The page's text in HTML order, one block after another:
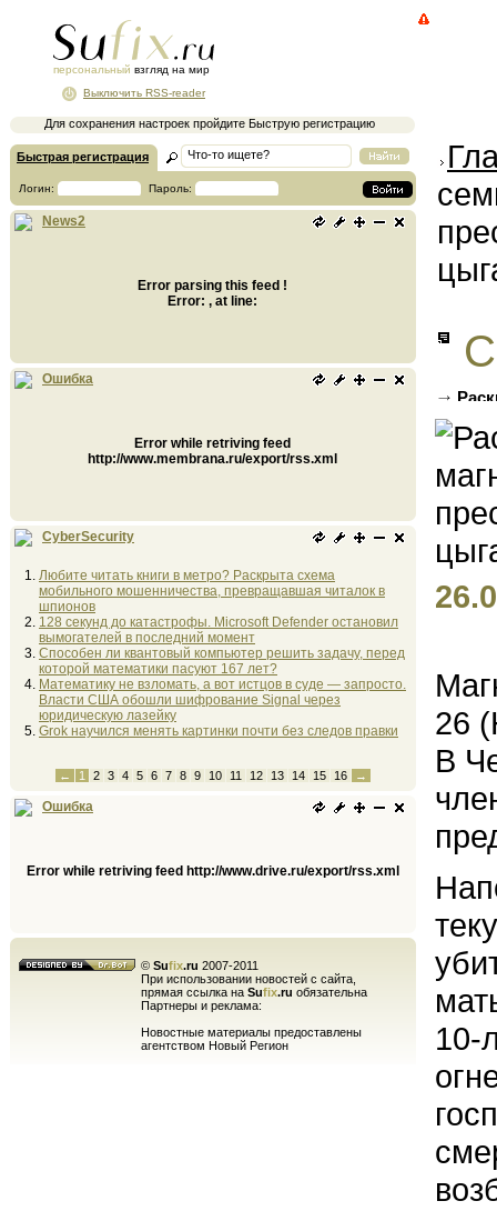
персональный взгляд на мир
Для сохранения настроек пройдите Быструю регистрацию
Выключить RSS-reader
Быстрая регистрация
Логин: Пароль:
News2
Error parsing this feed !
Error: , at line:
Ошибка
Error while retriving feed
http://www.membrana.ru/export/rss.xml
CyberSecurity
Любите читать книги в метро? Раскрыта схема
мобильного мошенничества, превращавшая читалок в
шпионов
128 секунд до катастрофы. Microsoft Defender остановил
вымогателей в последний момент
Способен ли квантовый компьютер решить задачу, перед
которой математики пасуют 167 лет?
Математику не взломать, а вот истцов в суде — запросто.
Власти США обошли шифрование Signal через
юридическую лазейку
Grok научился менять картинки почти без следов правки
← 1 2 3 4 5 6 7 8 9 10 11 12 13 14 15 16 →
Ошибка
Error while retriving feed http://www.drive.ru/export/rss.xml
© Sufix.ru 2007-2011
При использовании новостей с сайта,
прямая ссылка на Sufix.ru обязательна
Партнеры и реклама:
Новостные материалы предоставлены
агентством Новый Регион
26
В
10-